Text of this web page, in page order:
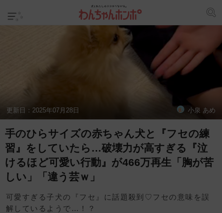
更新日： 2025年07月28日 小泉 あめ
手のひらサイズの赤ちゃん犬と『フセの練
習』をしていたら…破壊力が高すぎる『泣
けるほど可愛い行動』が466万再生「胸が苦
しい」「違う芸ｗ」
可愛すぎる子犬の『フセ』に話題殺到♡フセの意味を誤
解しているようで…！？